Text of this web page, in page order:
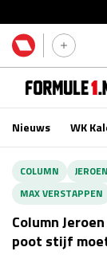
Race
GP
Nieuws WK
COLUMN
MAX VERSTAPPEN
Column
poot stijf